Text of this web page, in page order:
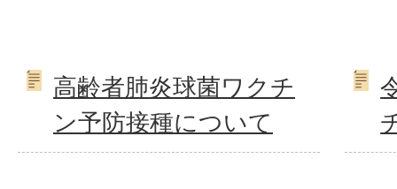
高齢者肺炎球菌ワクチ
ン予防接種について